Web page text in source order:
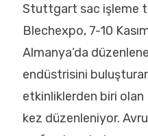
Stuttgart sac işleme
Blechexpo, 7-10
Almanya’da
endüstrisini
etkinliklerden biri olan
kez düzenleniyor.